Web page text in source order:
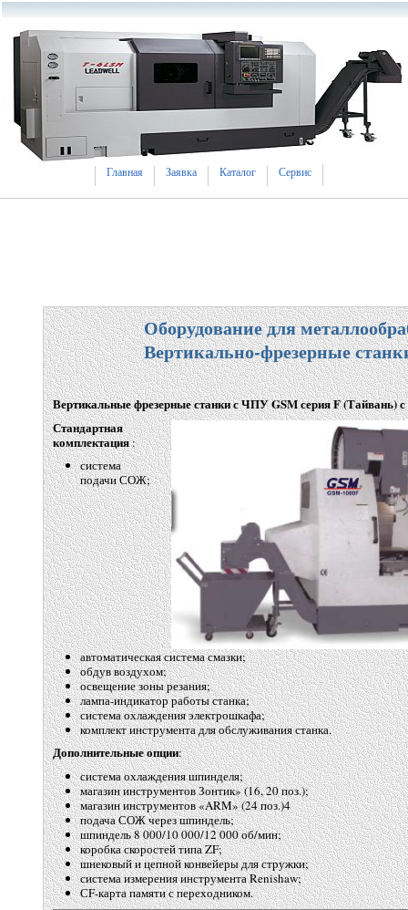
Главная Заявка Каталог Сервис
Оборудование для
Вертикально-фрезерные
Вертикальные фрезерные станки с ЧПУ GSM серия F(Тайвань)
Стандартная
комплектация:
система
подачи СОЖ;
автоматическая система смазки;
обдув воздухом;
освещение зоны резания;
лампа-индикатор работы станка;
система охлаждения электрошкафа;
комплект инструмента для обслуживания станка.
Дополнительные опции:
система охлаждения шпинделя;
магазин инструментов Зонтик»(16, 20 поз.);
магазин инструментов«ARM»(24поз.)4
подача СОЖ через шпиндель;
шпиндель 8 000/10 000/12 000 об/мин;
коробка скоростей типа ZF;
шнековый и цепной конвейеры для стружки;
система измерения инструмента Renishaw;
СF-карта памяти с переходником.